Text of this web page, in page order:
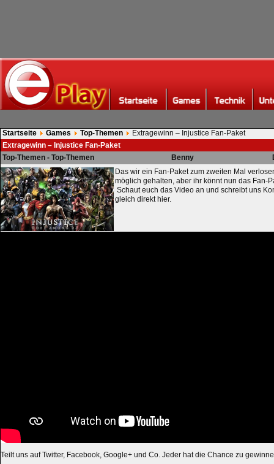
Startseite Games Top-Themen
Extragewinn – Injustice Fan-Paket
Extragewinn – Injustice Fan-Paket
Top-Themen - Top-Themen
Benny
Das wir ein Fan-Paket zum zweiten Mal
möglich gehalten, aber ihr könnt nun das Fan-
Schaut euch das Video an und schreibt uns
gleich direkt hier.
Teilt uns auf Twitter, Facebook, Google+ und Co. Jeder hat die Chance zu